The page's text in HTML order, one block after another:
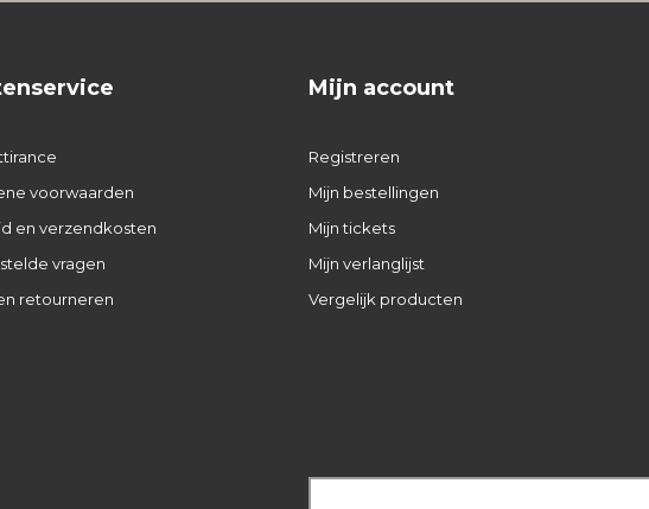
voorwaarden
en verzendkosten
vragen
retourneren
Mijn account
Registreren
Mijn bestellingen
Mijn tickets
Mijn verlanglijst
Vergelijk producten